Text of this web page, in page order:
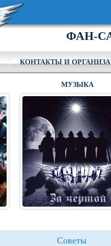
ФАН-
КОНТАКТЫ И
МУЗЫКА
Советы